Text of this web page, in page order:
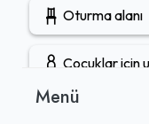
hitap eden keyifli
Oturma alanı
Çocuklar için
Menü